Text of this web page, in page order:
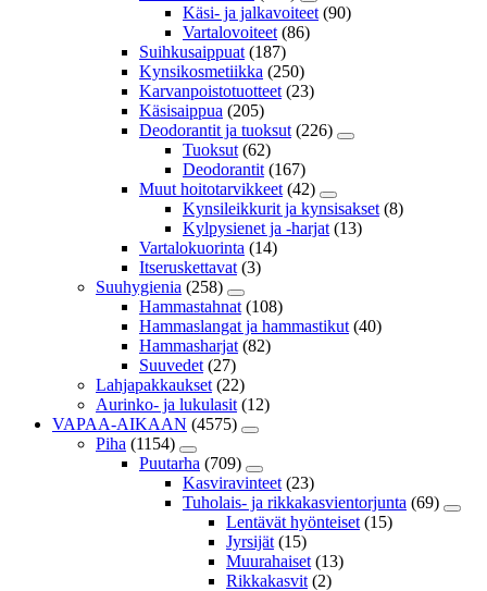
Käsi- ja jalkavoiteet (90)
Vartalovoiteet (86)
Suihkusaippuat (187)
Kynsikosmetiikka (250)
Karvanpoistotuotteet (23)
Käsisaippua (205)
Deodorantit ja tuoksut (226)
Tuoksut (62)
Deodorantit (167)
Muut hoitotarvikkeet (42)
Kynsileikkurit ja kynsisakset (8)
Kylpysienet ja -harjat (13)
Vartalokuorinta (14)
Itseruskettavat (3)
Suuhygienia (258)
Hammastahnat (108)
Hammaslangat ja hammastikut (40)
Hammasharjat (82)
Suuvedet (27)
Lahjapakkaukset (22)
Aurinko- ja lukulasit (12)
VAPAA-AIKAAN (4575)
Piha (1154)
Puutarha (709)
Kasviravinteet (23)
Tuholais- ja rikkakasvientorjunta (69)
Lentävät hyönteiset (15)
Jyrsijät (15)
Muurahaiset (13)
Rikkakasvit (2)